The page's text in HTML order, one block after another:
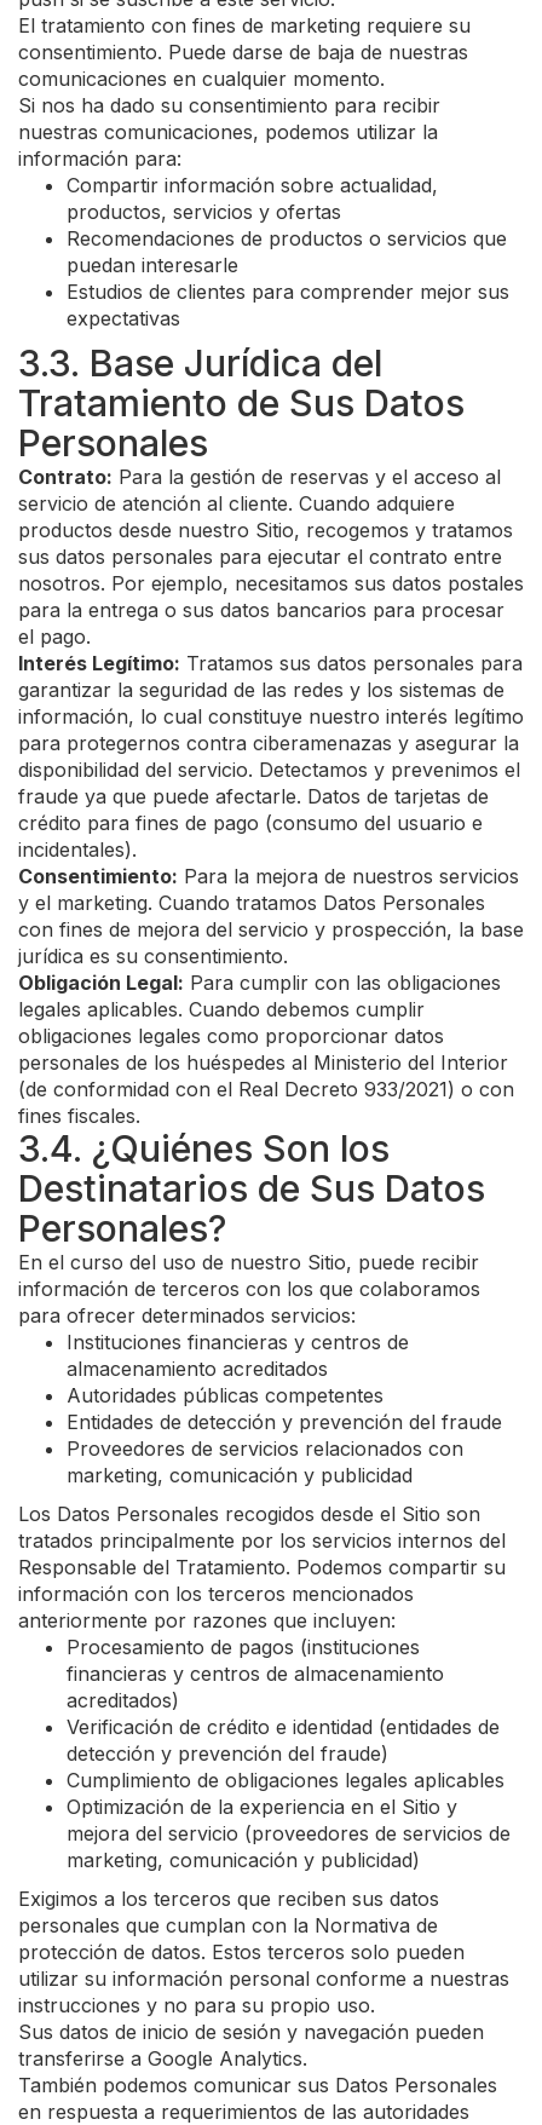
El tratamiento con fines de marketing requiere su
consentimiento. Puede darse de baja de nuestras
comunicaciones en cualquier momento.
Si nos ha dado su consentimiento para recibir
nuestras comunicaciones, podemos utilizar la
información para:
Compartir información sobre actualidad,
productos, servicios y ofertas
Recomendaciones de productos o servicios que
puedan interesarle
Estudios de clientes para comprender mejor sus
expectativas
3.3. Base Jurídica del
Tratamiento de Sus Datos
Personales
Contrato: Para la gestión de reservas y el acceso al
servicio de atención al cliente. Cuando adquiere
productos desde nuestro Sitio, recogemos y tratamos
sus datos personales para ejecutar el contrato entre
nosotros. Por ejemplo, necesitamos sus datos postales
para la entrega o sus datos bancarios para procesar
el pago.
Interés Legítimo: Tratamos sus datos personales para
garantizar la seguridad de las redes y los sistemas de
información, lo cual constituye nuestro interés legítimo
para protegernos contra ciberamenazas y asegurar la
disponibilidad del servicio. Detectamos y prevenimos el
fraude ya que puede afectarle. Datos de tarjetas de
crédito para fines de pago (consumo del usuario e
incidentales).
Consentimiento: Para la mejora de nuestros servicios
y el marketing. Cuando tratamos Datos Personales
con fines de mejora del servicio y prospección, la base
jurídica es su consentimiento.
Obligación Legal: Para cumplir con las obligaciones
legales aplicables. Cuando debemos cumplir
obligaciones legales como proporcionar datos
personales de los huéspedes al Ministerio del Interior
(de conformidad con el Real Decreto 933/2021) o con
fines fiscales.
3.4. ¿Quiénes Son los
Destinatarios de Sus Datos
Personales?
En el curso del uso de nuestro Sitio, puede recibir
información de terceros con los que colaboramos
para ofrecer determinados servicios:
Instituciones financieras y centros de
almacenamiento acreditados
Autoridades públicas competentes
Entidades de detección y prevención del fraude
Proveedores de servicios relacionados con
marketing, comunicación y publicidad
Los Datos Personales recogidos desde el Sitio son
tratados principalmente por los servicios internos del
Responsable del Tratamiento. Podemos compartir su
información con los terceros mencionados
anteriormente por razones que incluyen:
Procesamiento de pagos (instituciones
financieras y centros de almacenamiento
acreditados)
Verificación de crédito e identidad (entidades de
detección y prevención del fraude)
Cumplimiento de obligaciones legales aplicables
Optimización de la experiencia en el Sitio y
mejora del servicio (proveedores de servicios de
marketing, comunicación y publicidad)
Exigimos a los terceros que reciben sus datos
personales que cumplan con la Normativa de
protección de datos. Estos terceros solo pueden
utilizar su información personal conforme a nuestras
instrucciones y no para su propio uso.
Sus datos de inicio de sesión y navegación pueden
transferirse a Google Analytics.
También podemos comunicar sus Datos Personales
en respuesta a requerimientos de las autoridades